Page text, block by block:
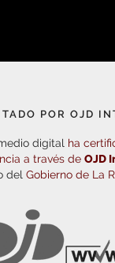
POR OJD
digital ha
a través deOJD
delGobierno de La